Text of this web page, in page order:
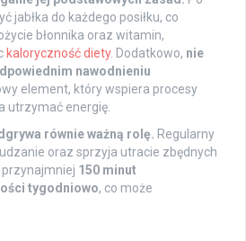
jabłka do każdego posiłku, co
błonnika oraz witamin,
kaloryczność diety. Dodatkowo, nie
nawodnieniu
element, który wspiera procesy
utrzymać energię.
równie ważną rolę. Regularny
oraz sprzyja utracie zbędnych
przynajmniej 150 minut
tygodniowo, co może